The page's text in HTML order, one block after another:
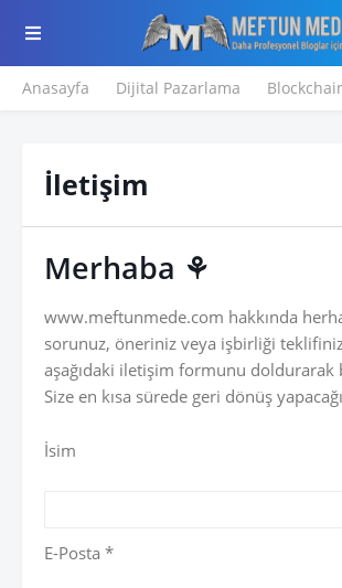
Anasayfa Dijital Pazarlama
İletişim
Merhaba ⚘
www.meftunmede.com hakkında
sorunuz, öneriniz veya işbirliği
aşağıdaki iletişim formunu doldurarak
Size en kısa sürede geri dönüş
İsim
E-Posta *